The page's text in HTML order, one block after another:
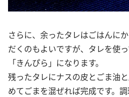
さらに、余ったタレはごはんに
だくのもよいですが、タレを使
「きんぴら」になります。
残ったタレにナスの皮とごま油
めてごまを混ぜれば完成です。